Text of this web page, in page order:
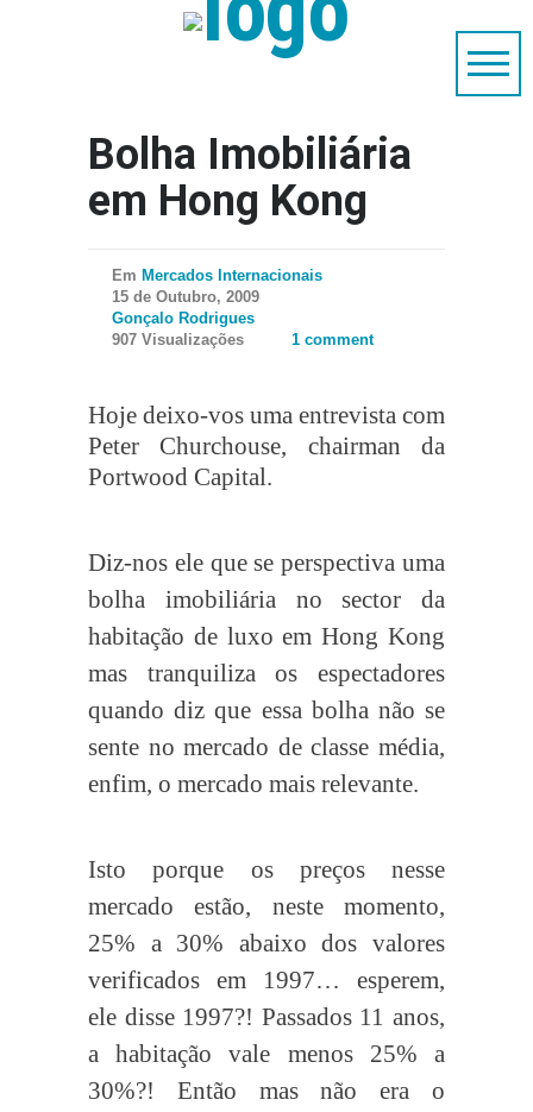
Bolha Imobiliária
em Hong Kong
Em Mercados Internacionais
15 de Outubro, 2009
Gonçalo Rodrigues
907 Visualizações
1 comment
Hoje deixo-vos uma entrevista com
Peter Churchouse, chairman da
Portwood Capital.
Diz-nos ele que se perspectiva uma
bolha imobiliária no sector da
habitação de luxo em Hong Kong
mas tranquiliza os espectadores
quando diz que essa bolha não se
sente no mercado de classe média,
enfim, o mercado mais relevante.
Isto porque os preços nesse
mercado estão, neste momento,
25% a 30% abaixo dos valores
verificados em 1997… esperem,
ele disse 1997?! Passados 11 anos,
a habitação vale menos 25% a
30%?! Então mas não era o